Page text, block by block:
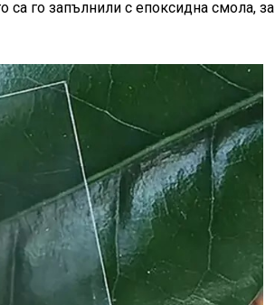
са го запълнили с епоксидна смола, за